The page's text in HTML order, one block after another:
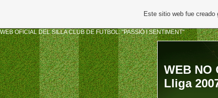
WEB OFICIAL DEL SILLA CLUB DE FUTBOL: "PASSIÓ I SENTIMENT"
WEB NO
Lliga
Este sitio web fue